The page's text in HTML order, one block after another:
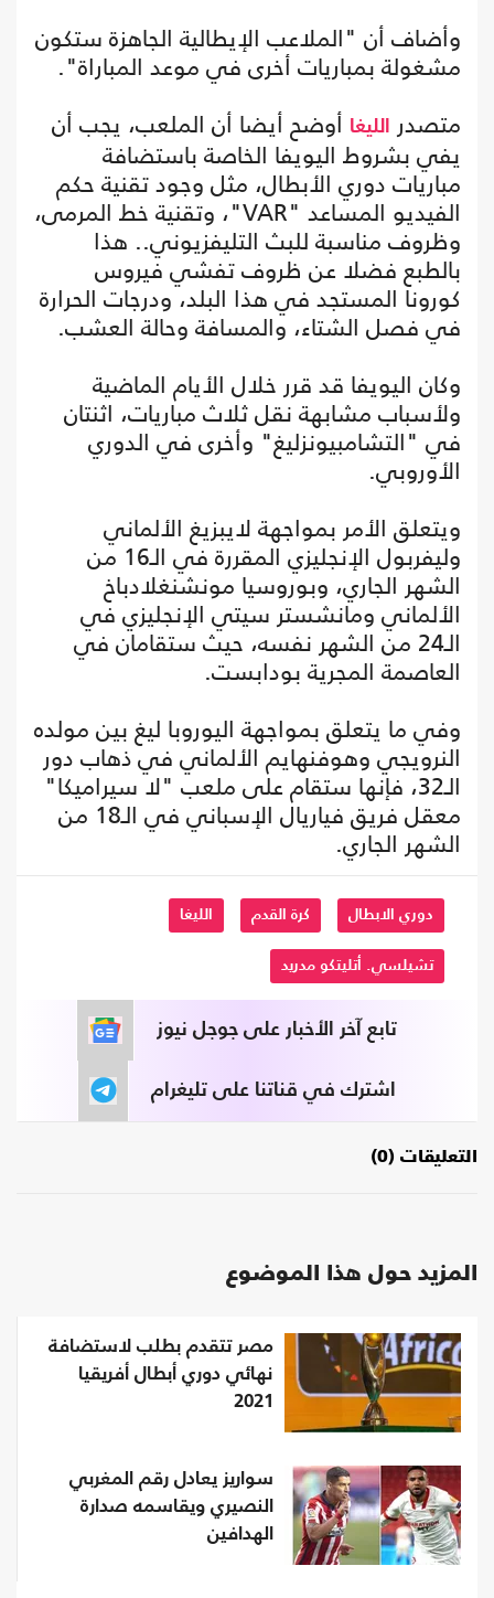
وأضاف أن "الملاعب الإيطالية الجاهزة ستكون
مشغولة بمباريات أخرى في موعد المباراة".
متصدر
الليغا أوضح أيضا أن الملعب، يجب أن
يفي بشروط اليويفا الخاصة باستضافة
مباريات دوري الأبطال، مثل وجود تقنية حكم
الفيديو المساعد "VAR"، وتقنية خط المرمى،
وظروف مناسبة للبث التليفزيوني.. هذا
بالطبع فضلا عن ظروف تفشي فيروس
كورونا المستجد في هذا البلد، ودرجات الحرارة
في فصل الشتاء، والمسافة وحالة العشب.
وكان اليويفا قد قرر خلال الأيام الماضية
ولأسباب مشابهة نقل ثلاث مباريات، اثنتان
في "التشامبيونزليغ" وأخرى في الدوري
الأوروبي.
ويتعلق الأمر بمواجهة لايبزيغ الألماني
وليفربول الإنجليزي المقررة في الـ16 من
الشهر الجاري، وبوروسيا مونشنغلادباخ
الألماني ومانشستر سيتي الإنجليزي في
الـ24 من الشهر نفسه، حيث ستقامان في
العاصمة المجرية بودابست.
وفي ما يتعلق بمواجهة اليوروبا ليغ بين مولده
النرويجي وهوفنهايم الألماني في ذهاب دور
الـ32، فإنها ستقام على ملعب "لا سيراميكا"
معقل فريق فياريال الإسباني في الـ18 من
الشهر الجاري.
دوري الابطال كرة القدم الليغا
تشيلسي. أتليتكو مدريد
تابع آخر الأخبار على جوجل نيوز
اشترك في قناتنا على تليغرام
التعليقات (0)
المزيد حول هذا الموضوع
مصر تتقدم بطلب لاستضافة
نهائي دوري أبطال أفريقيا
2021
سواريز يعادل رقم المغربي
النصيري ويقاسمه صدارة
الهدافين